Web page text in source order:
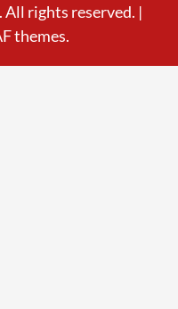
All rights reserved. |
themes.